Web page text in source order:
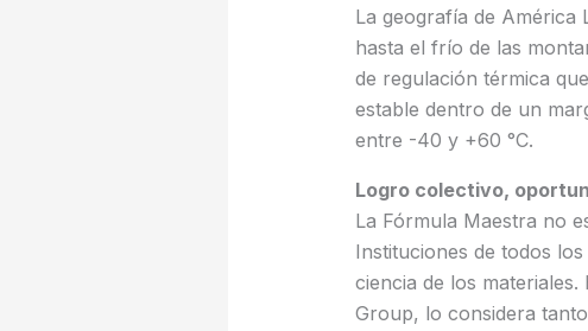
La geografía de América
hasta el frío de las
de regulación térmica
estable dentro de un
entre -40 y +60 °C.
Logro colectivo,
La Fórmula Maestra no
Instituciones de todos
ciencia de los
Group, lo considera